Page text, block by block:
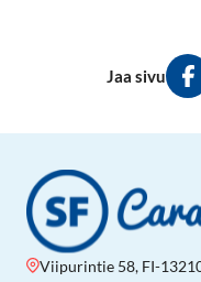
Jaa sivu
Viipurintie 58, FI-